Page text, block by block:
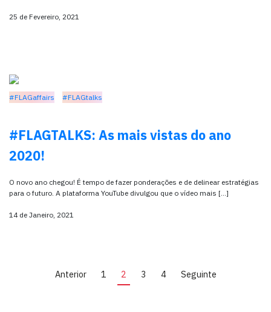
25 de Fevereiro, 2021
#FLAGaffairs #FLAGtalks
#FLAGTALKS: As mais vistas do ano
2020!
O novo ano chegou! É tempo de fazer ponderações e de delinear estratégias
para o futuro. A plataforma YouTube divulgou que o vídeo mais […]
14 de Janeiro, 2021
Anterior 1 2 3 4 Seguinte